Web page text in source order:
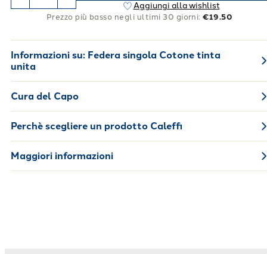
Aggiungi alla wishlist
Prezzo più basso negli ultimi 30 giorni: €19.50
Informazioni su: Federa singola Cotone tinta
unita
Cura del Capo
Perchè scegliere un prodotto Caleffi
Maggiori informazioni